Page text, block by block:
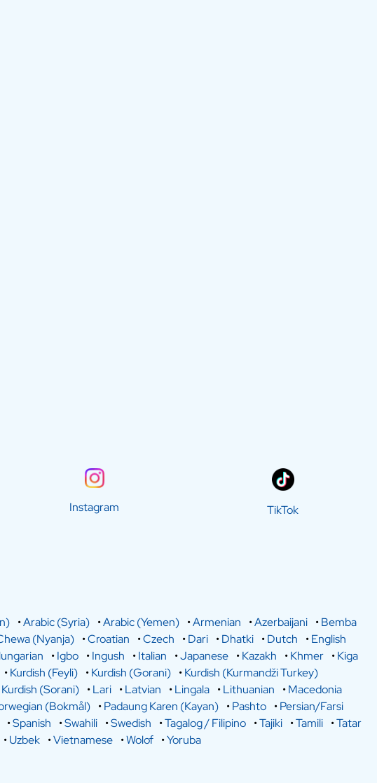
Instagram TikTok
•Arabic (Syria) •Arabic (Yemen) •Armenian •Azerbaijani •Bemba
(Nyanja) •Croatian •Czech •Dari •Dhatki •Dutch •English
•Igbo •Ingush •Italian •Japanese •Kazakh •Khmer •Kiga
•Kurdish (Feyli) •Kurdish (Gorani) •Kurdish (Kurmandži Turkey)
Kurdish (Sorani) •Lari •Latvian •Lingala •Lithuanian •Macedonia
(Bokmål) •Padaung Karen (Kayan) •Pashto •Persian/Farsi
•Spanish •Swahili •Swedish •Tagalog / Filipino •Tajiki •Tamili •Tatar
•Uzbek •Vietnamese •Wolof •Yoruba